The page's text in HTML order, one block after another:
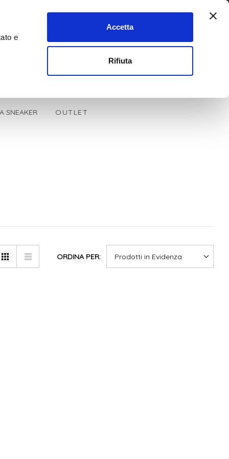
e
Accetta
Rifiuta
Cerca
SNEAKER OUTLET
ORDINA PER: